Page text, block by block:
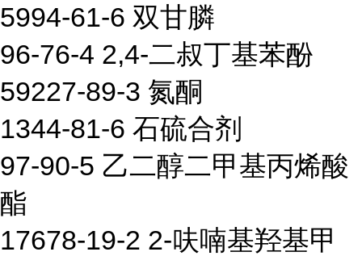
5994-61-6 双甘膦
96-76-4 2,4-二叔丁基苯酚
59227-89-3 氮酮
1344-81-6 石硫合剂
97-90-5 乙二醇二甲基丙烯酸
酯
17678-19-2 2-呋喃基羟基甲